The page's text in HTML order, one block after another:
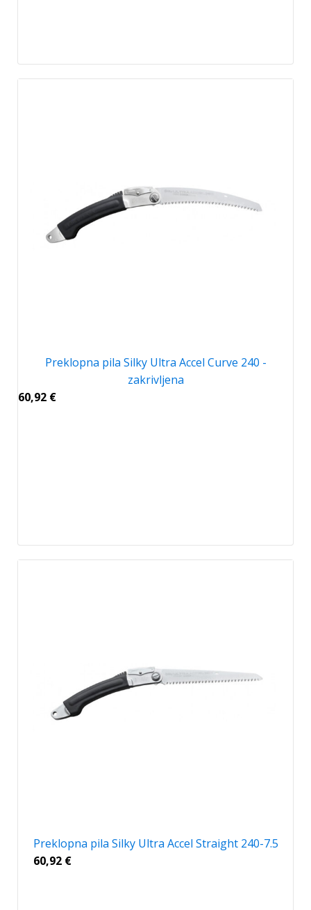
Preklopna pila Silky Ultra Accel Curve 240 -
zakrivljena
60,92 €
Preklopna pila Silky Ultra Accel Straight 240-7.5
60,92 €